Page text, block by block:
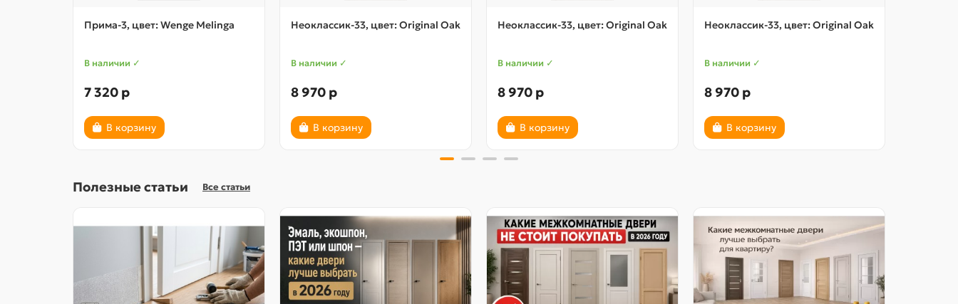
Прима-3, цвет: Wenge Melinga
В наличии ✓
7 320 р
В корзину
Неоклассик-33, цвет: Original Oak
В наличии ✓
8 970 р
В корзину
Неоклассик-33, цвет: Original Oak
В наличии ✓
8 970 р
В корзину
Неоклассик-33, цвет: Original Oak
В наличии ✓
8 970 р
В корзину
Полезные статьи Все статьи